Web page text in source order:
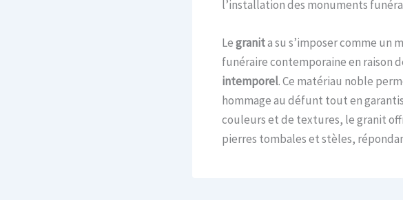
l’installation des monuments
Legranita su s’imposer comme un
funéraire contemporaine en raison
intemporel. Ce matériau noble
hommage au défunt tout en
couleurs et de textures, le granit
pierres tombales et stèles,